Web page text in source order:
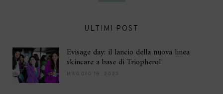
ULTIMI POST
Evisage day: il lancio della nuova linea
skincare a base di Triopherol
MAGGIO 18, 2023